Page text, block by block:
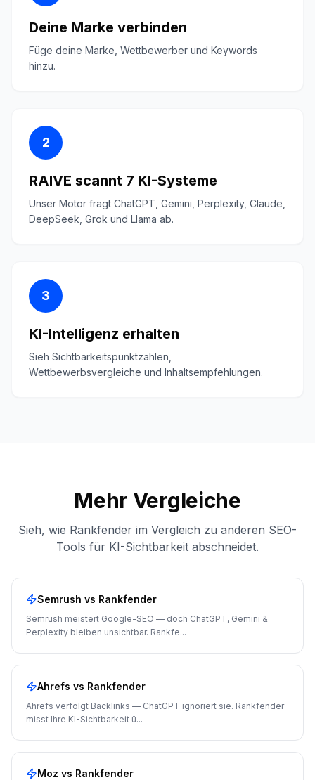
Deine Marke verbinden
Füge deine Marke, Wettbewerber und Keywords
hinzu.
2
RAIVE scannt 7 KI-Systeme
Unser Motor fragt ChatGPT, Gemini, Perplexity, Claude,
DeepSeek, Grok und Llama ab.
3
KI-Intelligenz erhalten
Sieh Sichtbarkeitspunktzahlen,
Wettbewerbsvergleiche und Inhaltsempfehlungen.
Mehr Vergleiche
Sieh, wie Rankfender im Vergleich zu anderen SEO-
Tools für KI-Sichtbarkeit abschneidet.
Semrush vs Rankfender
Semrush meistert Google-SEO — doch ChatGPT, Gemini &
Perplexity bleiben unsichtbar. Rankfe...
Ahrefs vs Rankfender
Ahrefs verfolgt Backlinks — ChatGPT ignoriert sie. Rankfender
misst Ihre KI-Sichtbarkeit ü...
Moz vs Rankfender